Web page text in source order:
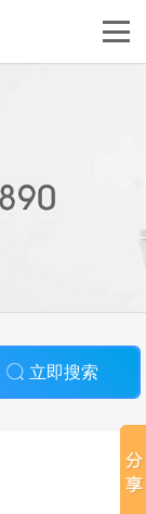
立即搜索